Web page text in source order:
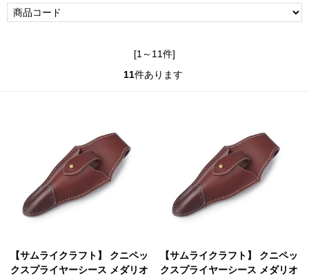
[1～11件]
11件あります
【サムライクラフト】 クニペッ
クスプライヤーシース メダリオ
【サムライクラフト】 クニペッ
クスプライヤーシース メダリオ